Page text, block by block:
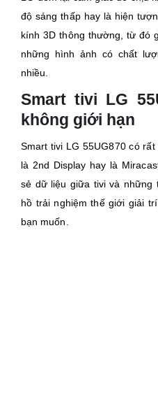
độ sáng thấp hay là hiện
kính 3D thông thường, từ đó
những hình ảnh có chất
nhiều.
Smart tivi LG
không giới hạn
Smart tivi LG 55UG870 có
là 2nd Display hay là
sẻ dữ liệu giữa tivi và những
hồ trải nghiệm thế giới giải
bạn muốn.